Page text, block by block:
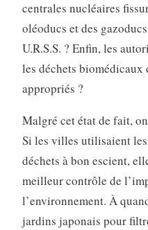
centrales nucléaires
oléoducs et des
U.R.S.S. ? Enfin, les
les déchets biomédicaux
appropriés ?
Malgré cet état de fait,
Si les villes utilisaient les
déchets à bon escient,
meilleur contrôle de
l’environnement. À
jardins japonais pour